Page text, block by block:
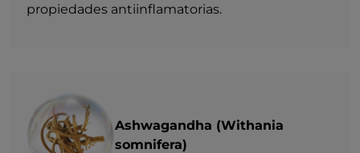
propiedades antiinflamatorias.
Ashwagandha (Withania
somnifera)